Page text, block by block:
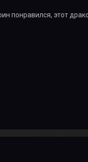
понравился, этот